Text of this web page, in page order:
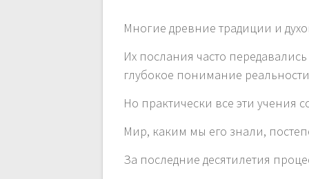
Многие древние традиции и
Их послания часто
глубокое понимание
Но практически все эти учения
Мир, каким мы его знали,
За последние десятилетия